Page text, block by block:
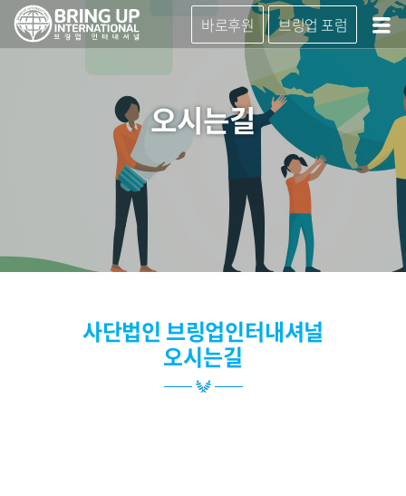
바로후원 브링업 포럼
오시는길
사단법인 브링업인터내셔널
오시는길